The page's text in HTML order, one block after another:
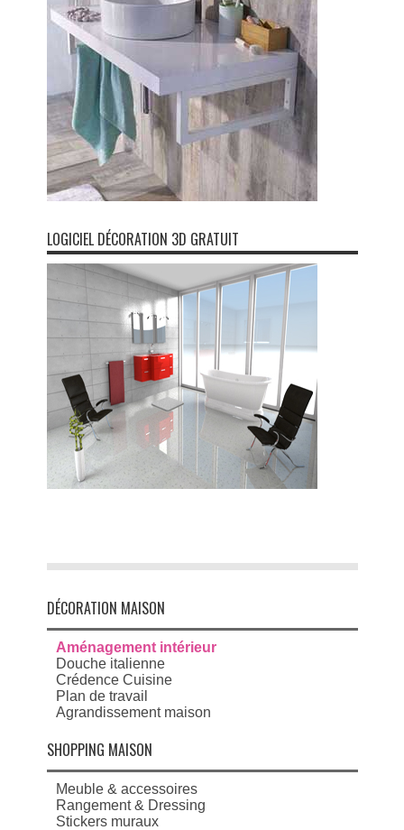
LOGICIEL DÉCORATION 3D GRATUIT
DÉCORATION MAISON
Aménagement intérieur
Douche italienne
Crédence Cuisine
Plan de travail
Agrandissement maison
SHOPPING MAISON
Meuble & accessoires
Rangement & Dressing
Stickers muraux